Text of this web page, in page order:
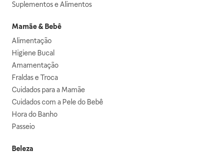
Suplementos e Alimentos
Mamãe & Bebê
Alimentação
Higiene Bucal
Amamentação
Fraldas e Troca
Cuidados para a Mamãe
Cuidados com a Pele do Bebê
Hora do Banho
Passeio
Beleza